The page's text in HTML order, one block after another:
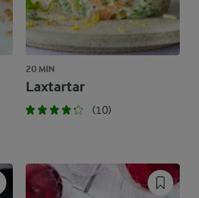
20 MIN
Laxtartar
(10)